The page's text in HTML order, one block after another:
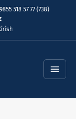
518 57 77 (738)